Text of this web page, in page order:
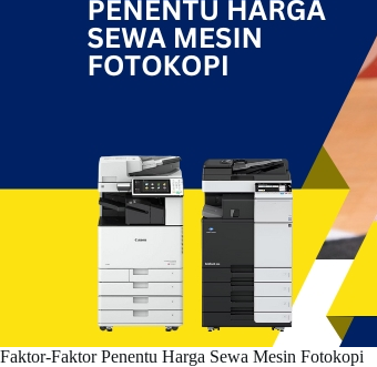
Faktor-Faktor Penentu Harga Sewa Mesin Fotokopi